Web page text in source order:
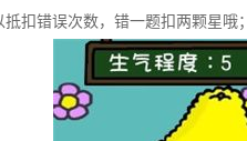
扣错误次数，错一题扣两颗星哦；